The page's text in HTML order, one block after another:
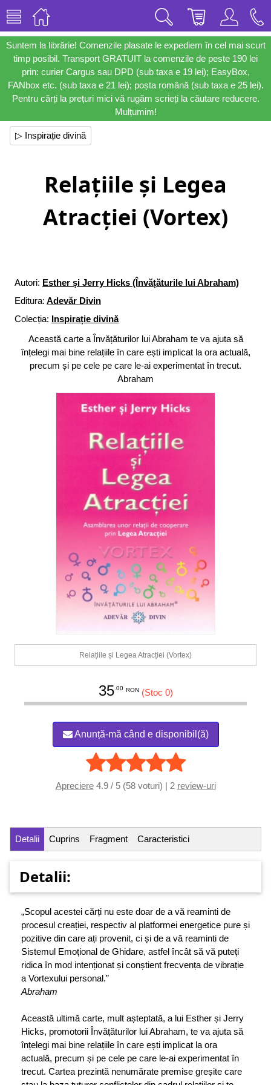
Suntem la librărie! Comenzile plasate le expediem în cel mai scurt
timp posibil. Transport GRATUIT la comenzile de peste 190 lei
prin: curier Cargus sau DPD (sub taxa e 19 lei); EasyBox,
FANbox etc. (sub taxa e 21 lei); poșta română (sub taxa e 25 lei).
Pentru cărți la prețuri mici vă rugăm scrieți la căutare reducere.
Mulțumim!
▷ Inspirație divină
Relațiile și Legea
Atracției (Vortex)
Autori: Esther și Jerry Hicks (Învățăturile lui Abraham)
Editura: Adevăr Divin
Colecția: Inspirație divină
Această carte a Învățăturilor lui Abraham te va ajuta să
înțelegi mai bine relațiile în care ești implicat la ora actuală,
precum și pe cele pe care le-ai experimentat în trecut.
Abraham
Relațiile și Legea Atracției (Vortex)
35.00 RON (Stoc 0)
Anunță-mă când e disponibil(ă)
Apreciere4.9 / 5 (58 voturi) | 2 review-uri
Detalii Cuprins Fragment Caracteristici
Detalii:
„Scopul acestei cărți nu este doar de a vă reaminti de
procesul creației, respectiv al platformei energetice pure și
pozitive din care ați provenit, ci și de a vă reaminti de
Sistemul Emoțional de Ghidare, astfel încât să vă puteți
ridica în mod intenționat și conștient frecvența de vibrație
a Vortexului personal.”
Abraham
Această ultimă carte, mult așteptată, a lui Esther și Jerry
Hicks, promotorii Învățăturilor lui Abraham, te va ajuta să
înțelegi mai bine relațiile în care ești implicat la ora
actuală, precum și pe cele pe care le-ai experimentat în
trecut. Cartea prezintă nenumărate premise greșite care